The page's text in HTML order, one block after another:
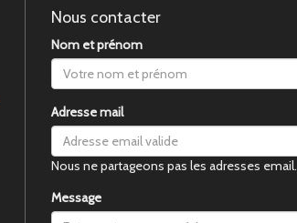
Nous contacter
Nom et prénom
Adresse mail
Nous ne partageons pas les adresses email.
Message